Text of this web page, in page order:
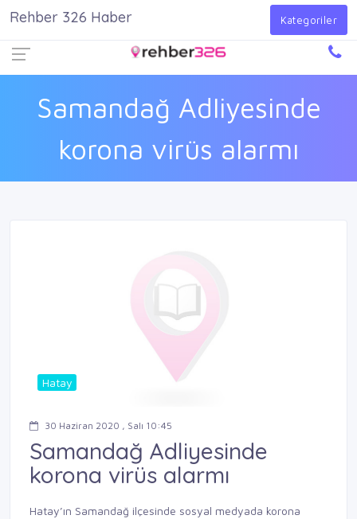
Giriş Yap
Samandağ Adliyesinde
korona virüs alarmı
Rehber 326 Haber Kategoriler
Hatay
30 Haziran 2020 , Salı 10:45
Samandağ Adliyesinde
korona virüs alarmı
Hatay’ın Samandağ ilçesinde sosyal medyada korona